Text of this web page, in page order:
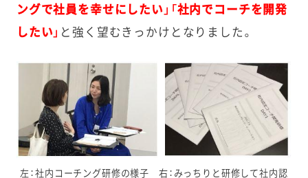
ングで社員を幸せにしたい」「社内でコーチを開発
したい」 と強く望むきっかけとなりました。
左：社内コーチング研修の様子 右：みっちりと研修して社内認